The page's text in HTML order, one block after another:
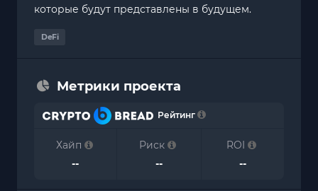
которые будут представлены в будущем.
DeFi
Метрики проекта
Рейтинг
Хайп
--
Риск
--
ROI
--